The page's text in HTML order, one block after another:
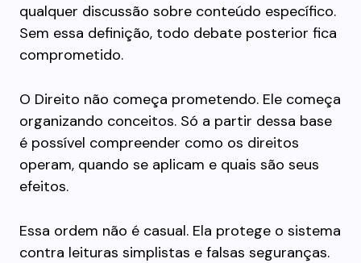
qualquer discussão sobre conteúdo específico.
Sem essa definição, todo debate posterior fica
comprometido.
O Direito não começa prometendo. Ele começa
organizando conceitos. Só a partir dessa base
é possível compreender como os direitos
operam, quando se aplicam e quais são seus
efeitos.
Essa ordem não é casual. Ela protege o sistema
contra leituras simplistas e falsas seguranças.